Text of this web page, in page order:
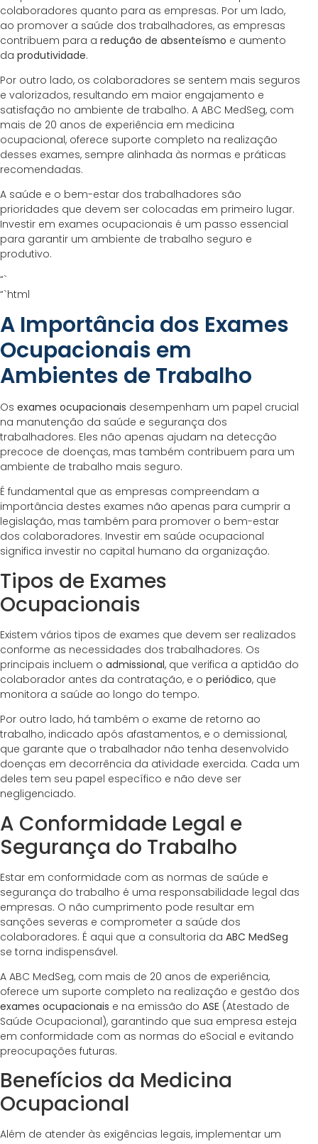
colaboradores quanto para as empresas. Por um lado,
ao promover a saúde dos trabalhadores, as empresas
contribuem para a redução de absenteísmo e aumento
da produtividade.
Por outro lado, os colaboradores se sentem mais seguros
e valorizados, resultando em maior engajamento e
satisfação no ambiente de trabalho. A ABC MedSeg, com
mais de 20 anos de experiência em medicina
ocupacional, oferece suporte completo na realização
desses exames, sempre alinhada às normas e práticas
recomendadas.
A saúde e o bem-estar dos trabalhadores são
prioridades que devem ser colocadas em primeiro lugar.
Investir em exames ocupacionais é um passo essencial
para garantir um ambiente de trabalho seguro e
produtivo.
“`
“`html
A Importância dos Exames
Ocupacionais em
Ambientes de Trabalho
Os exames ocupacionais desempenham um papel crucial
na manutenção da saúde e segurança dos
trabalhadores. Eles não apenas ajudam na detecção
precoce de doenças, mas também contribuem para um
ambiente de trabalho mais seguro.
É fundamental que as empresas compreendam a
importância destes exames não apenas para cumprir a
legislação, mas também para promover o bem-estar
dos colaboradores. Investir em saúde ocupacional
significa investir no capital humano da organização.
Tipos de Exames
Ocupacionais
Existem vários tipos de exames que devem ser realizados
conforme as necessidades dos trabalhadores. Os
principais incluem o admissional, que verifica a aptidão do
colaborador antes da contratação, e o periódico, que
monitora a saúde ao longo do tempo.
Por outro lado, há também o exame de retorno ao
trabalho, indicado após afastamentos, e o demissional,
que garante que o trabalhador não tenha desenvolvido
doenças em decorrência da atividade exercida. Cada um
deles tem seu papel específico e não deve ser
negligenciado.
A Conformidade Legal e
Segurança do Trabalho
Estar em conformidade com as normas de saúde e
segurança do trabalho é uma responsabilidade legal das
empresas. O não cumprimento pode resultar em
sanções severas e comprometer a saúde dos
colaboradores. É aqui que a consultoria da ABC MedSeg
se torna indispensável.
A ABC MedSeg, com mais de 20 anos de experiência,
oferece um suporte completo na realização e gestão dos
exames ocupacionais e na emissão do ASE (Atestado de
Saúde Ocupacional), garantindo que sua empresa esteja
em conformidade com as normas do eSocial e evitando
preocupações futuras.
Benefícios da Medicina
Ocupacional
Além de atender às exigências legais, implementar um